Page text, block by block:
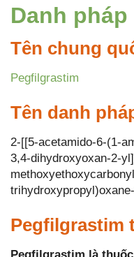
Danh pháp
Tên chung
Pegfilgrastim
Tên danh
2-[[5-acetamido-6-(1-
3,4-dihydroxyoxan-2-
Pegfilgrastim